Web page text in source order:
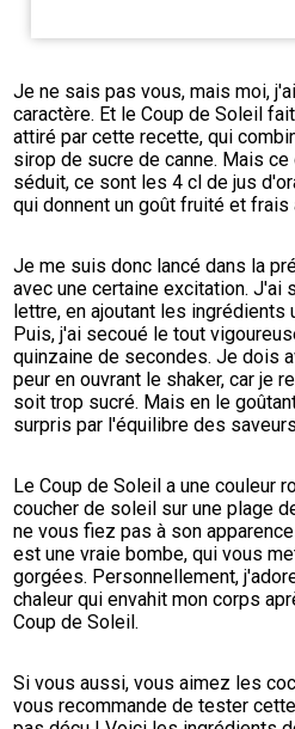
Je ne sais pas vous, mais moi,
caractère. Et le Coup de Soleil
attiré par cette recette, qui
sirop de sucre de canne. Mais
séduit, ce sont les 4 cl de jus
qui donnent un goût fruité et frais
Je me suis donc lancé dans la
avec une certaine excitation. J'ai
lettre, en ajoutant les ingrédients
Puis, j'ai secoué le tout
quinzaine de secondes. Je dois
peur en ouvrant le shaker, car je
soit trop sucré. Mais en le
surpris par l'équilibre des
Le Coup de Soleil a une couleur
coucher de soleil sur une plage
ne vous fiez pas à son
est une vraie bombe, qui vous
gorgées. Personnellement,
chaleur qui envahit mon corps
Coup de Soleil.
Si vous aussi, vous aimez les
vous recommande de tester